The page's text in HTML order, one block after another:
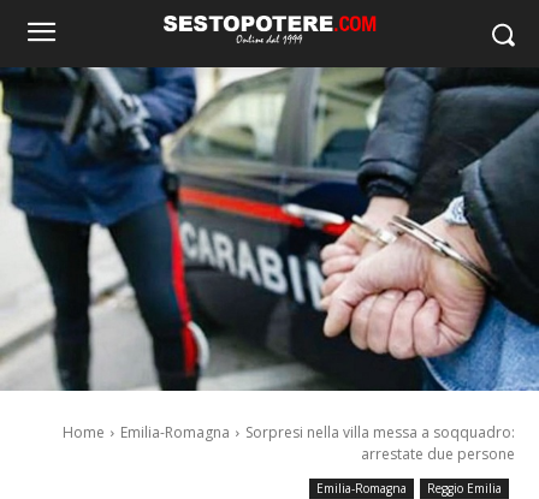
Home Emilia-Romagna
Sorpresi nella villa messa a soqquadro:
arrestate due persone
Emilia-Romagna Reggio Emilia